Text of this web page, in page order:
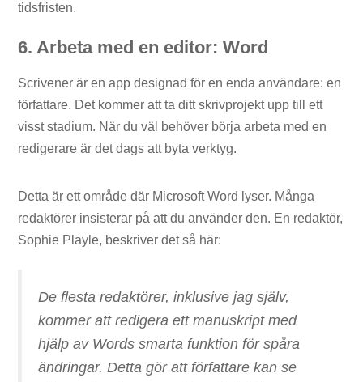
tidsfristen.
6. Arbeta med en editor: Word
Scrivener är en app designad för en enda användare: en
författare. Det kommer att ta ditt skrivprojekt upp till ett
visst stadium. När du väl behöver börja arbeta med en
redigerare är det dags att byta verktyg.
Detta är ett område där Microsoft Word lyser. Många
redaktörer insisterar på att du använder den. En redaktör,
Sophie Playle, beskriver det så här:
De flesta redaktörer, inklusive jag själv,
kommer att redigera ett manuskript med
hjälp av Words smarta funktion för spåra
ändringar. Detta gör att författare kan se